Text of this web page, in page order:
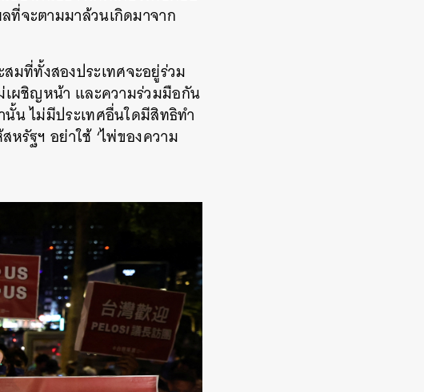
ที่จะตามมาล้วนเกิดมาจาก
มที่ทั้งสองประเทศจะอยู่ร่วม
เผชิญหน้า และความร่วมมือกัน
น ไม่มีประเทศอื่นใดมีสิทธิทำ
รัฐฯ อย่าใช้ ‘ไพ่ของความ